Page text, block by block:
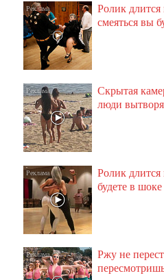
Ролик длится
смеяться вы
Скрытая
люди
Ролик
будете в
Ржу не